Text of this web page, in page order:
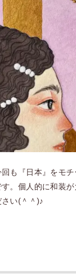
も『日本』をモ
。個人的に和装
い(＾＾)♪